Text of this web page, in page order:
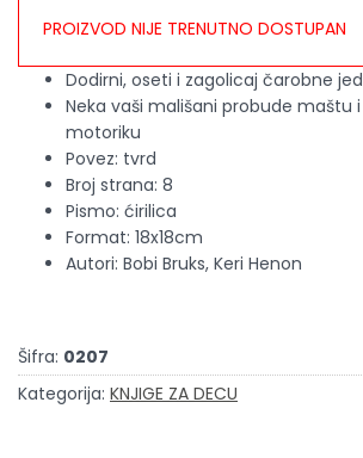
PROIZVOD NIJE TRENUTNO DOSTUPAN
Dodirni, oseti i zagolicaj čarobne
Neka vaši mališani probude maštu
motoriku
Povez: tvrd
Broj strana: 8
Pismo: ćirilica
Format: 18x18cm
Autori: Bobi Bruks, Keri Henon
Šifra: 0207
Kategorija: KNJIGE ZA DECU